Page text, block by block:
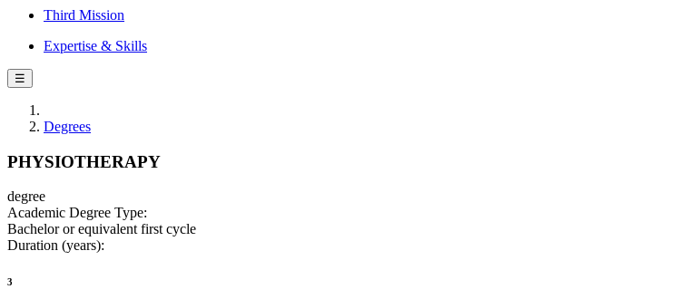
Third Mission
Expertise & Skills
☰
Degrees
PHYSIOTHERAPY
degree
Academic Degree Type:
Bachelor or equivalent first cycle
Duration (years):
3